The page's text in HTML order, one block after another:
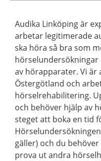
Audika Linköping är
arbetar legitimerade
ska höra så bra som
av hörapparater. Vi är
Östergötland och
hörselrehabilitering.
och behöver hjälp av
steget att boka en tid
gäller) och du
prova ut andra